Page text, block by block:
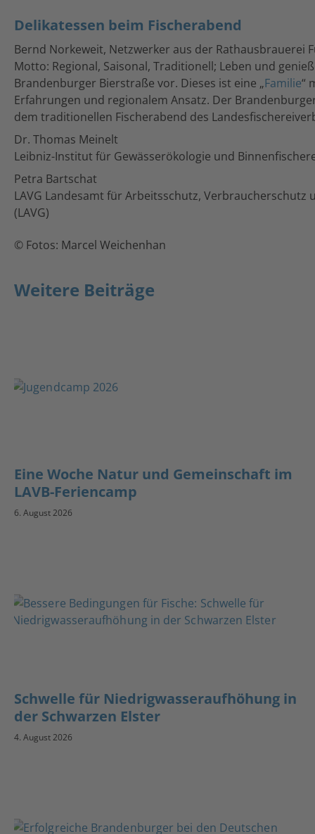
Delikatessen beim Fischerabend
Bernd Norkeweit, Netzwerker aus der Rathausbrauerei
Motto: Regional, Saisonal, Traditionell; Leben und
Brandenburger Bierstraße vor. Dieses ist eine „Familie“
Erfahrungen und regionalem Ansatz. Der
dem traditionellen Fischerabend des
Dr. Thomas Meinelt
Leibniz-Institut für Gewässerökologie und
Petra Bartschat
LAVG Landesamt für Arbeitsschutz, Verbraucherschutz
(LAVG)
© Fotos: Marcel Weichenhan
Weitere Beiträge
Eine Woche Natur und Gemeinschaft im
LAVB-Feriencamp
6. August 2026
Schwelle für Niedrigwasseraufhöhung in
der Schwarzen Elster
4. August 2026